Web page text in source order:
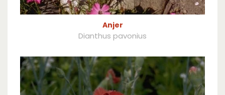
Anjer
Dianthus pavonius